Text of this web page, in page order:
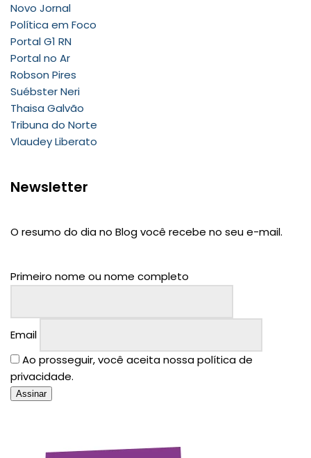
Novo Jornal
Política em Foco
Portal G1 RN
Portal no Ar
Robson Pires
Suébster Neri
Thaisa Galvão
Tribuna do Norte
Vlaudey Liberato
Newsletter
O resumo do dia no Blog você recebe no seu e-mail.
Primeiro nome ou nome completo
Email
Ao prosseguir, você aceita nossa política de
privacidade.